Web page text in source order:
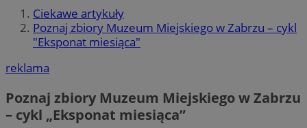
Ciekawe artykuły
Poznaj zbiory Muzeum Miejskiego w Zabrzu – cykl
"Eksponat miesiąca"
reklama
Poznaj zbiory Muzeum Miejskiego w Zabrzu
– cykl „Eksponat miesiąca”